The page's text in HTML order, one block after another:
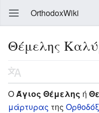
OrthodoxWiki
Θέμελης
Ο Άγιος Θέμελης ή
μάρτυρας της